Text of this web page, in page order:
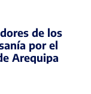
de los
por el
Arequipa